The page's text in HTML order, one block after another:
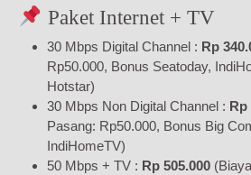
Paket Internet + TV
30 Mbps Digital Channel : Rp
Rp50.000, Bonus Seatoday,
Hotstar)
30 Mbps Non Digital Channel : Rp
Pasang: Rp50.000, Bonus Big
IndiHomeTV)
50 Mbps + TV : Rp 505.000